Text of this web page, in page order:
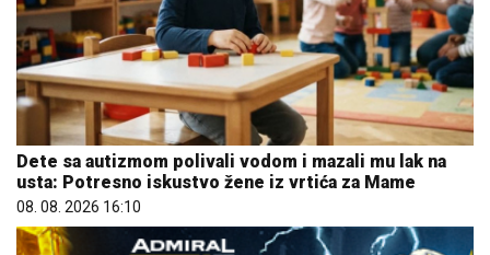
Dete sa autizmom polivali vodom i mazali mu lak na
usta: Potresno iskustvo žene iz vrtića za Mame
08. 08. 2026 16:10